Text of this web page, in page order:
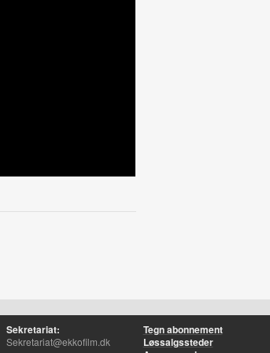
Sekretariat:
Sekretariat@ekkofilm.dk
Tegn abonnement
Løssalgssteder